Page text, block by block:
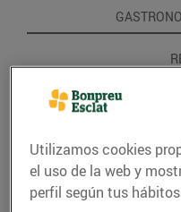
Utilizamos cookies
el uso de la web y
perfil según tus